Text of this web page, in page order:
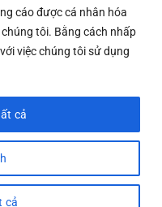
cáo được cá nhân hóa
tôi. Bằng cách nhấp
việc chúng tôi sử dụng
cả
cả
ĐKKD: 0108783483
và Đầu Tư Tp. Hà
All Rights Reserved